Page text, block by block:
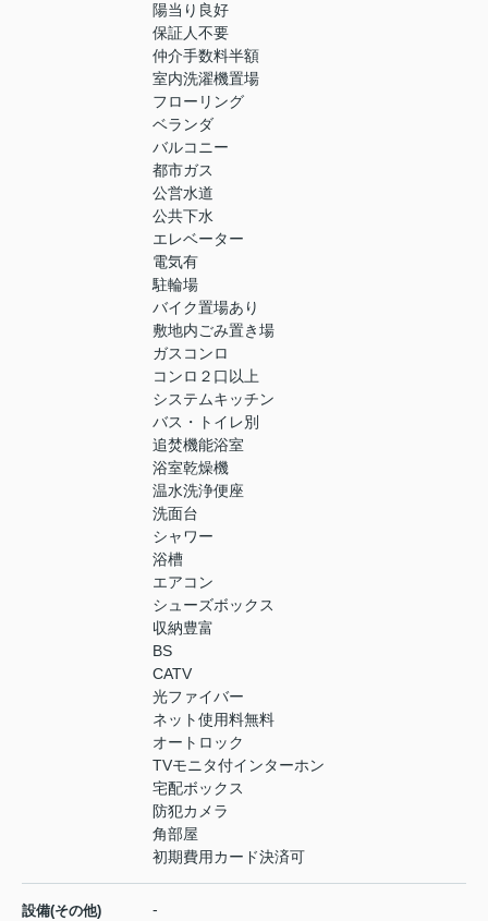
陽当り良好
保証人不要
仲介手数料半額
室内洗濯機置場
フローリング
ベランダ
バルコニー
都市ガス
公営水道
公共下水
エレベーター
電気有
駐輪場
バイク置場あり
敷地内ごみ置き場
ガスコンロ
コンロ２口以上
システムキッチン
バス・トイレ別
追焚機能浴室
浴室乾燥機
温水洗浄便座
洗面台
シャワー
浴槽
エアコン
シューズボックス
収納豊富
BS
CATV
光ファイバー
ネット使用料無料
オートロック
TVモニタ付インターホン
宅配ボックス
防犯カメラ
角部屋
初期費用カード決済可
設備(その他) -